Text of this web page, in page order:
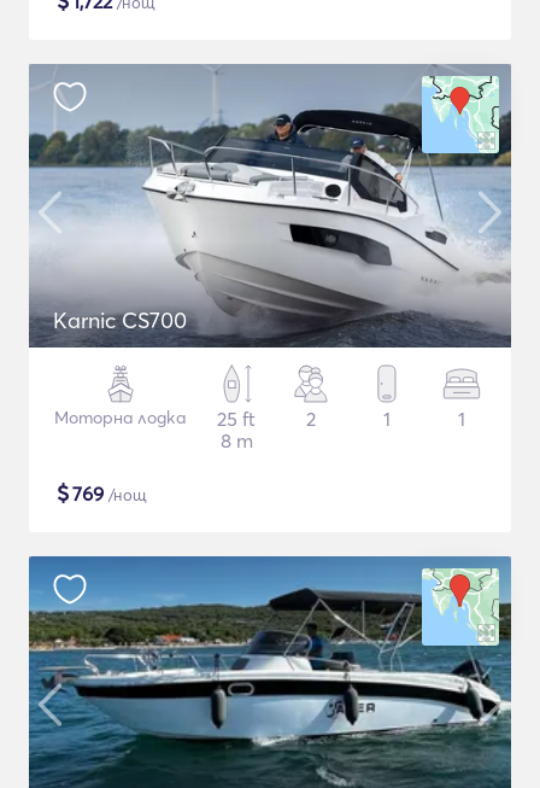
Karnic CS700
Моторна лодка
25 ft
8 m
2 1 1
$769 /нощ